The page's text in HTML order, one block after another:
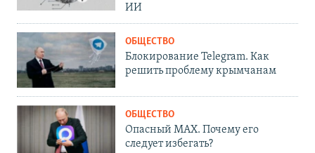
ИИ
ОБЩЕСТВО
Блокирование Telegram. Как
решить проблему крымчанам
ОБЩЕСТВО
Опасный MAX. Почему его
следует избегать?